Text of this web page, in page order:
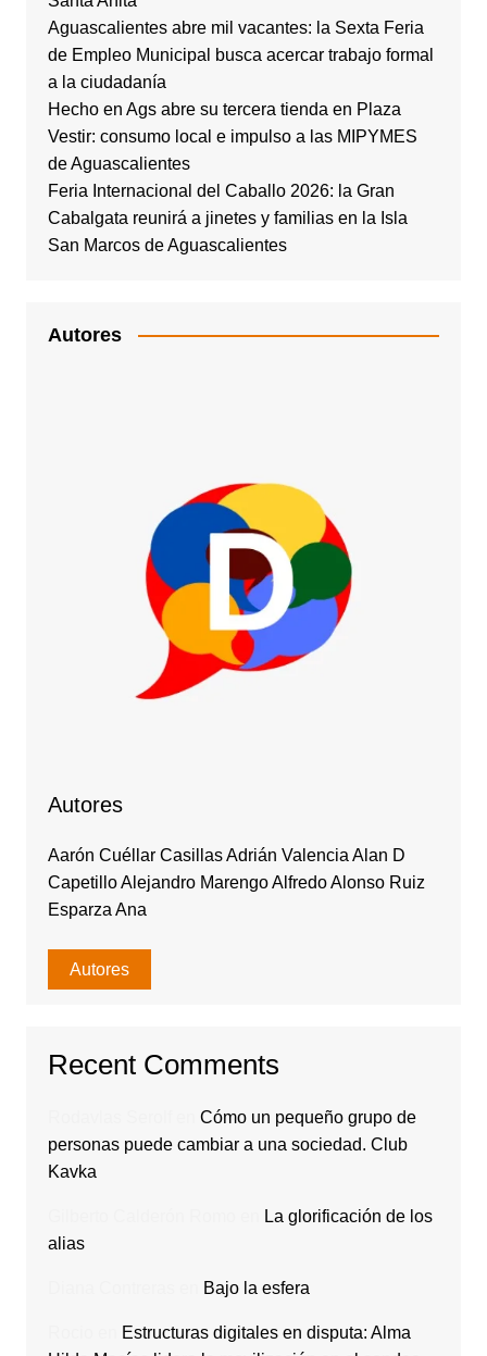
Aguascalientes abre mil vacantes: la Sexta Feria
de Empleo Municipal busca acercar trabajo formal
a la ciudadanía
Hecho en Ags abre su tercera tienda en Plaza
Vestir: consumo local e impulso a las MIPYMES
de Aguascalientes
Feria Internacional del Caballo 2026: la Gran
Cabalgata reunirá a jinetes y familias en la Isla
San Marcos de Aguascalientes
Autores
Autores
Aarón Cuéllar Casillas Adrián Valencia Alan D
Capetillo Alejandro Marengo Alfredo Alonso Ruiz
Esparza Ana
Autores
Recent Comments
Cómo un pequeño grupo de
personas puede cambiar a una sociedad. Club
Kavka
La glorificación de los
alias
Bajo la esfera
Estructuras digitales en disputa: Alma